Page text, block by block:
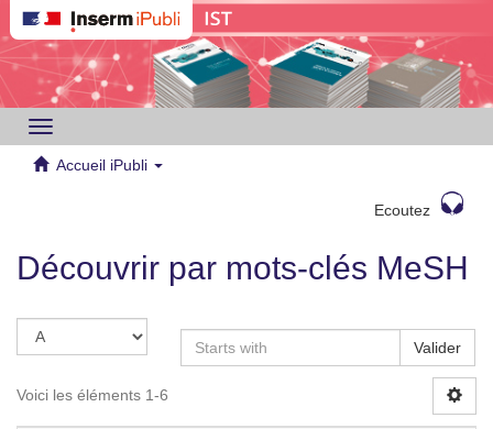
Toggle
navigation
Accueil iPubli
Ecoutez
Découvrir par mots-clés MeSH
Valider
Voici les éléments 1-6